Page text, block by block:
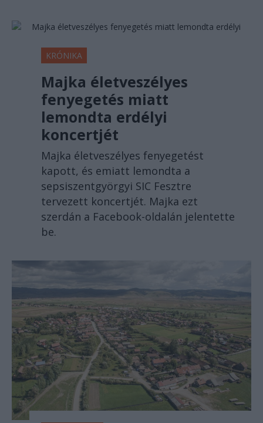
KRÓNIKA
Majka életveszélyes
fenyegetés miatt
lemondta erdélyi
koncertjét
Majka életveszélyes fenyegetést
kapott, és emiatt lemondta a
sepsiszentgyörgyi SIC Fesztre
tervezett koncertjét. Majka ezt
szerdán a Facebook-oldalán jelentette
be.